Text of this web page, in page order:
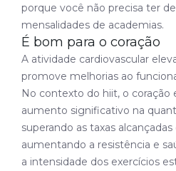
porque você não precisa ter
mensalidades de academias.
É bom para o coração
A atividade cardiovascular
promove melhorias ao
No contexto do hiit, o coração
aumento significativo na
superando as taxas
aumentando a resistência e
a intensidade dos exercícios